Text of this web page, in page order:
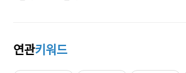
연관키워드